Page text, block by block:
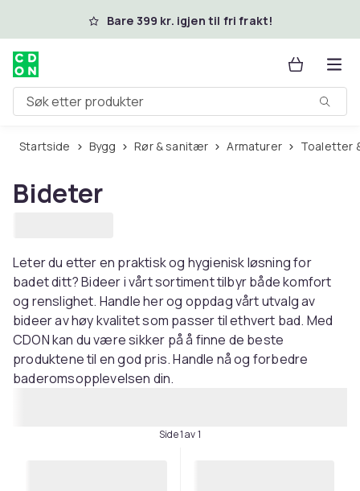
Hopp til hovedinnholdBare 399 kr. igjen til fri frakt!
Søk etter produkter
Startside Bygg Rør & sanitær Armaturer Toaletter
Bideter
Leter du etter en praktisk og hygienisk løsning for
badet ditt? Bideer i vårt sortiment tilbyr både komfort
og renslighet. Handle her og oppdag vårt utvalg av
bideer av høy kvalitet som passer til ethvert bad. Med
CDON kan du være sikker på å finne de beste
produktene til en god pris. Handle nå og forbedre
baderomsopplevelsen din.
Side 1 av 1